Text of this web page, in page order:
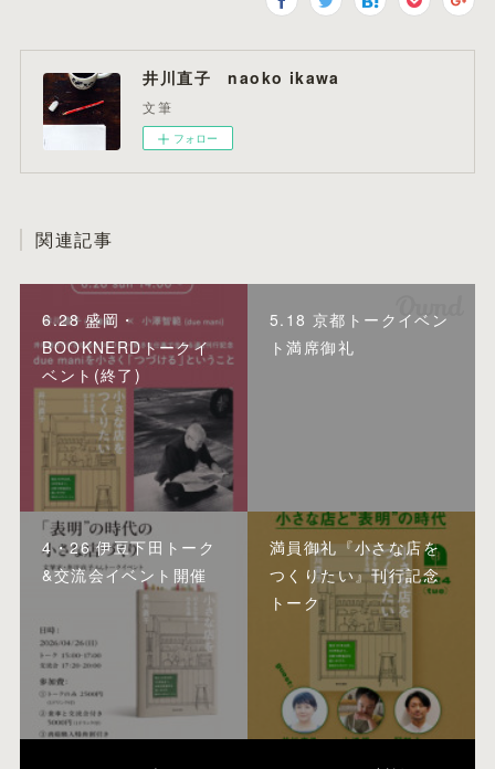
井川直子 naoko ikawa
文筆
フォロー
関連記事
6.28 盛岡・
BOOKNERDトークイ
ベント(終了)
5.18 京都トークイベン
ト満席御礼
4・26 伊豆下田トーク
&交流会イベント開催
満員御礼『小さな店を
つくりたい』刊行記念
トーク